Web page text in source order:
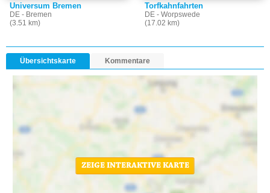
Universum Bremen
DE - Bremen
(3.51 km)
Torfkahnfahrten
DE - Worpswede
(17.02 km)
Übersichtskarte Kommentare
ZEIGE INTERAKTIVE KARTE